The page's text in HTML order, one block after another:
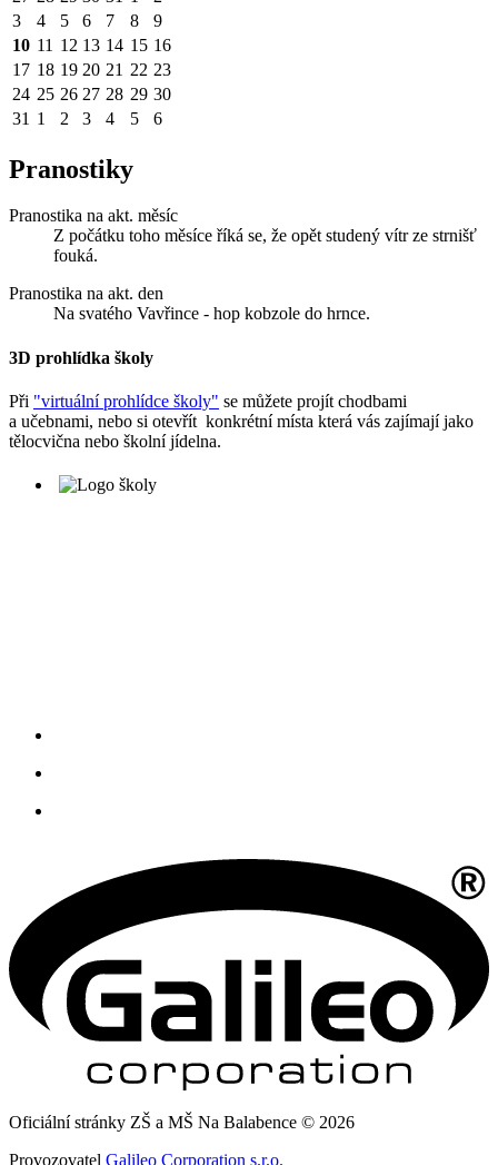
3
4 5 6 7 8
9
10 11 12 13 14 15 16
17 18 19 20 21 22 23
24 25 26 27 28 29 30
31 1 2 3 4 5 6
Pranostiky
Pranostika na akt. měsíc
Z počátku toho měsíce říká se, že opět studený vítr ze strnišť
fouká.
Pranostika na akt. den
Na svatého Vavřince - hop kobzole do hrnce.
3D prohlídka školy
Při "virtuální prohlídce školy" se můžete projít chodbami
a učebnami, nebo si otevřít konkrétní místa která vás zajímají jako
tělocvična nebo školní jídelna.
Oficiální stránky ZŠ a MŠ Na Balabence © 2026
Provozovatel Galileo Corporation s.r.o.